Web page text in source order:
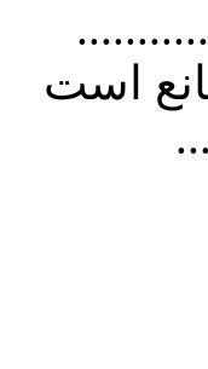
از
است